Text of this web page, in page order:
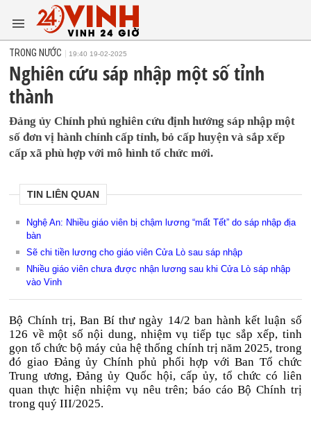
TRONG NƯỚC 19:40 19-02-2025
Nghiên cứu sáp nhập một số tỉnh
thành
Đảng ủy Chính phủ nghiên cứu định hướng sáp nhập một
số đơn vị hành chính cấp tỉnh, bỏ cấp huyện và sắp xếp
cấp xã phù hợp với mô hình tổ chức mới.
TIN LIÊN QUAN
Nghệ An: Nhiều giáo viên bị chậm lương “mất Tết” do sáp nhập địa
bàn
Sẽ chi tiền lương cho giáo viên Cửa Lò sau sáp nhập
Nhiều giáo viên chưa được nhận lương sau khi Cửa Lò sáp nhập
vào Vinh
Bộ Chính trị, Ban Bí thư ngày 14/2 ban hành kết luận số
126 về một số nội dung, nhiệm vụ tiếp tục sắp xếp, tinh
gọn tổ chức bộ máy của hệ thống chính trị năm 2025, trong
đó giao Đảng ủy Chính phủ phối hợp với Ban Tổ chức
Trung ương, Đảng ủy Quốc hội, cấp ủy, tổ chức có liên
quan thực hiện nhiệm vụ nêu trên; báo cáo Bộ Chính trị
trong quý III/2025.